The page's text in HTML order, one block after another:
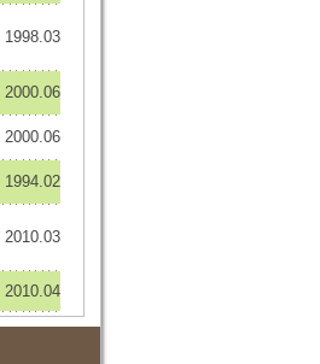
1998.03
2000.06
2000.06
1994.02
2010.03
2010.04